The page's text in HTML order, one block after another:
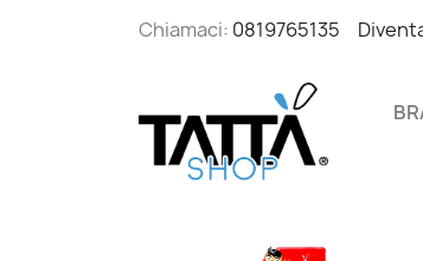
Chiamaci: 0819765135